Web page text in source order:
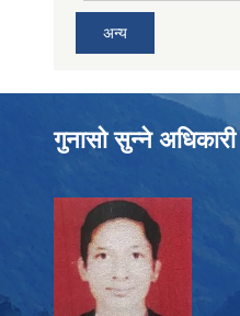
अन्य
गुनासो सुन्ने अधिकारी